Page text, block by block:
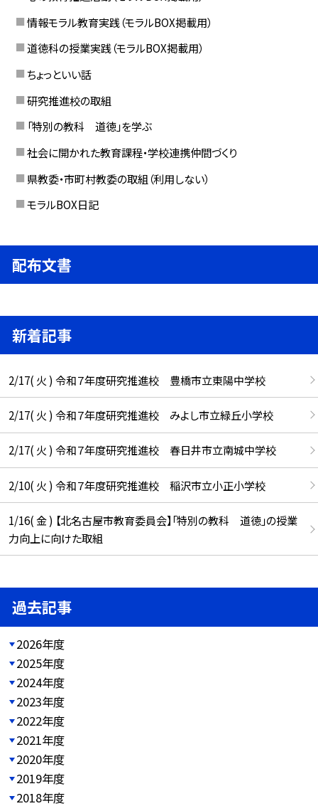
情報モラル教育実践（モラルBOX掲載用）
道徳科の授業実践（モラルBOX掲載用）
ちょっといい話
研究推進校の取組
「特別の教科 道徳」を学ぶ
社会に開かれた教育課程・学校連携仲間づくり
県教委・市町村教委の取組（利用しない）
モラルBOX日記
配布文書
新着記事
2/17( 火 ) 令和７年度研究推進校 豊橋市立東陽中学校
2/17( 火 ) 令和７年度研究推進校 みよし市立緑丘小学校
2/17( 火 ) 令和７年度研究推進校 春日井市立南城中学校
2/10( 火 ) 令和７年度研究推進校 稲沢市立小正小学校
1/16( 金 ) 【北名古屋市教育委員会】「特別の教科 道徳」の授業
力向上に向けた取組
過去記事
2026年度
2025年度
2024年度
2023年度
2022年度
2021年度
2020年度
2019年度
2018年度